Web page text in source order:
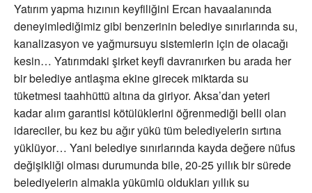
Yatırım yapma hızının keyfiliğini Ercan havaalanında
deneyimlediğimiz gibi benzerinin belediye sınırlarında su,
kanalizasyon ve yağmursuyu sistemlerin için de olacağı
kesin… Yatırımdaki şirket keyfi davranırken bu arada her
bir belediye antlaşma ekine girecek miktarda su
tüketmesi taahhüttü altına da giriyor. Aksa’dan yeteri
kadar alım garantisi kötülüklerini öğrenmediği belli olan
idareciler, bu kez bu ağır yükü tüm belediyelerin sırtına
yüklüyor… Yani belediye sınırlarında kayda değere nüfus
değişikliği olması durumunda bile, 20-25 yıllık bir sürede
belediyelerin almakla yükümlü oldukları yıllık su